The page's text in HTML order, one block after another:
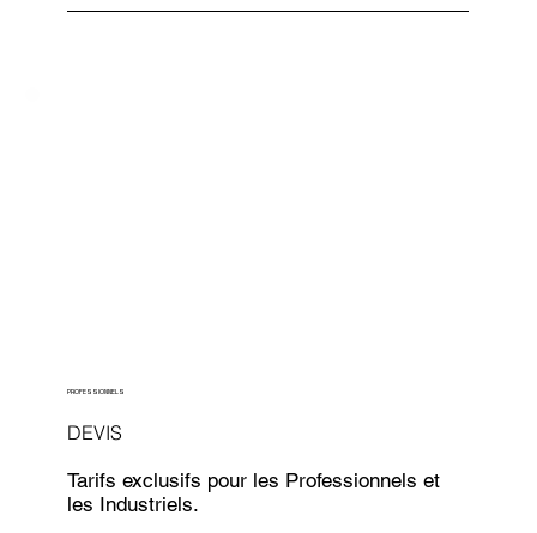
DEVIS
PROFESSIONNELS
Tarifs exclusifs pour les Professionnels et
les Industriels.